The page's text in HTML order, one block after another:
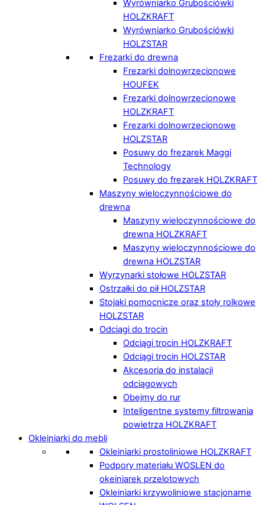
Wyrówniarko Grubościówki
HOLZKRAFT
Wyrówniarko Grubościówki
HOLZSTAR
Frezarki do drewna
Frezarki dolnowrzecionowe
HOUFEK
Frezarki dolnowrzecionowe
HOLZKRAFT
Frezarki dolnowrzecionowe
HOLZSTAR
Posuwy do frezarek Maggi
Technology
Posuwy do frezarek HOLZKRAFT
Maszyny wieloczynnościowe do
drewna
Maszyny wieloczynnościowe do
drewna HOLZKRAFT
Maszyny wieloczynnościowe do
drewna HOLZSTAR
Wyrzynarki stołowe HOLZSTAR
Ostrzałki do pił HOLZSTAR
Stojaki pomocnicze oraz stoły rolkowe
HOLZSTAR
Odciągi do trocin
Odciągi trocin HOLZKRAFT
Odciągi trocin HOLZSTAR
Akcesoria do instalacji
odciągowych
Obejmy do rur
Inteligentne systemy filtrowania
powietrza HOLZKRAFT
Okleiniarki do mebli
Okleiniarki prostoliniowe HOLZKRAFT
Podpory materiału WOSLEN do
okeiniarek przelotowych
Okleiniarki krzywoliniowe stacjonarne